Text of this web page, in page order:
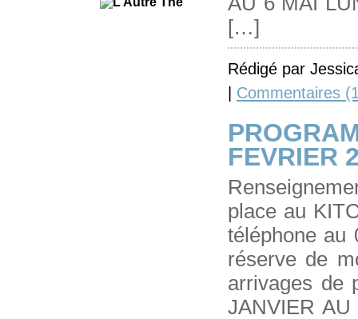
[…]
Rédigé par
| Commentaires
FEVRIER
place au
téléphone au
réserve de
arrivages de
JANVIER